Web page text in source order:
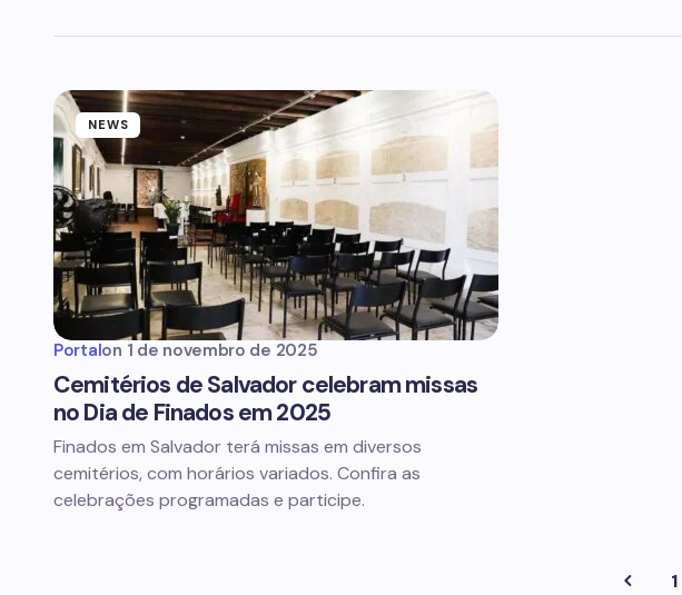
NEWS
Portalon 1 de novembro de 2025
Cemitérios de Salvador celebram missas
no Dia de Finados em 2025
Finados em Salvador terá missas em diversos
cemitérios, com horários variados. Confira as
celebrações programadas e participe.
1